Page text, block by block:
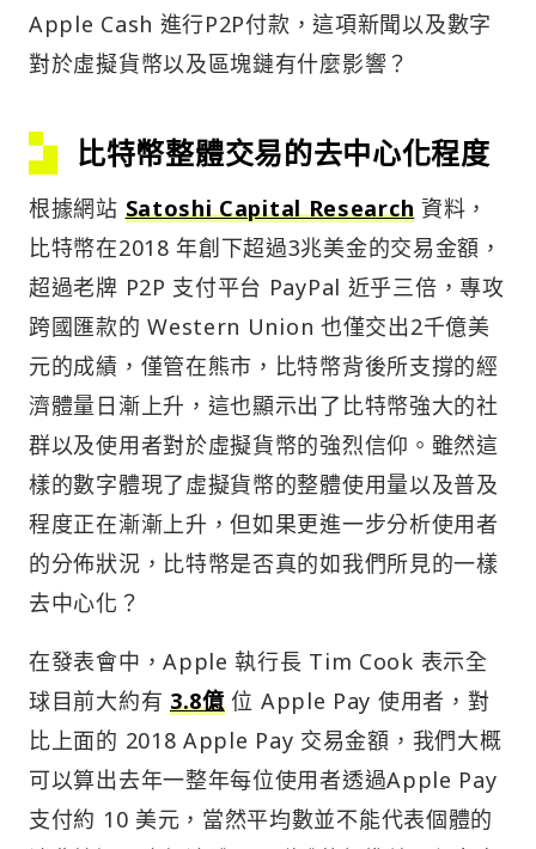
Apple Cash 進行P2P付款，這項新聞以及數字
對於虛擬貨幣以及區塊鏈有什麼影響？
比特幣整體交易的去中心化程度
根據網站 Satoshi Capital Research 資料，
比特幣在2018 年創下超過3兆美金的交易金額，
超過老牌 P2P 支付平台 PayPal 近乎三倍，專攻
跨國匯款的 Western Union 也僅交出2千億美
元的成績，僅管在熊市，比特幣背後所支撐的經
濟體量日漸上升，這也顯示出了比特幣強大的社
群以及使用者對於虛擬貨幣的強烈信仰。雖然這
樣的數字體現了虛擬貨幣的整體使用量以及普及
程度正在漸漸上升，但如果更進一步分析使用者
的分佈狀況，比特幣是否真的如我們所見的一樣
去中心化？
在發表會中，Apple 執行長 Tim Cook 表示全
球目前大約有 3.8億位 Apple Pay 使用者，對
比上面的 2018 Apple Pay 交易金額，我們大概
可以算出去年一整年每位使用者透過Apple Pay
支付約 10 美元，當然平均數並不能代表個體的